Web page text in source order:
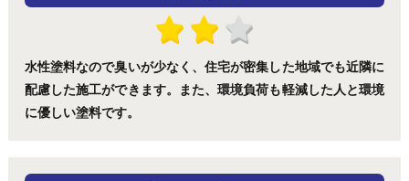
水性塗料なので臭いが少なく、住宅が密集した地域でも近隣に
配慮した施工ができます。また、環境負荷も軽減した人と環境
に優しい塗料です。